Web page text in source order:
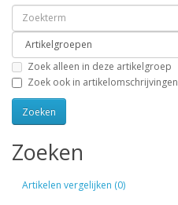
Zoek alleen in deze artikelgroep
Zoek ook in artikelomschrijvingen
Zoeken
Artikelen vergelijken (0)